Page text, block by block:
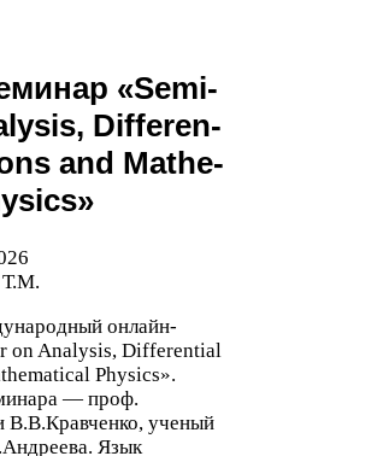
«Sem­i­
Dif­fer­en­
and Math­e­
Т.М.
онлайн-​
on Analy­sis, Dif­fer­en­tial
Physics».
— проф.
В.В.Кравченко, ученый
Язык